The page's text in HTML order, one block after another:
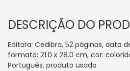
DESCRIÇÃO DO
Editora: Cedibra, 52 páginas, data
formato: 21.0 x 28.0 cm, cor:
Português, produto usado